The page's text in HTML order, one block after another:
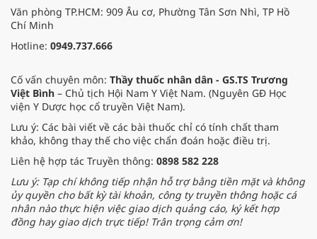
Văn phòng TP.HCM: 909 Âu cơ, Phường Tân Sơn Nhì, TP Hồ
Chí Minh
Hotline: 0949.737.666
Cố vấn chuyên môn: Thầy thuốc nhân dân - GS.TS Trương
Việt Bình – Chủ tịch Hội Nam Y Việt Nam. (Nguyên GĐ Học
viện Y Dược học cổ truyền Việt Nam).
Lưu ý: Các bài viết về các bài thuốc chỉ có tính chất tham
khảo, không thay thế cho việc chẩn đoán hoặc điều trị.
Liên hệ hợp tác Truyền thông: 0898 582 228
Lưu ý: Tạp chí không tiếp nhận hỗ trợ bằng tiền mặt và không
ủy quyền cho bất kỳ tài khoản, công ty truyền thông hoặc cá
nhân nào thực hiện việc giao dịch quảng cáo, ký kết hợp
đồng hay giao dịch trực tiếp! Trân trọng cảm ơn!